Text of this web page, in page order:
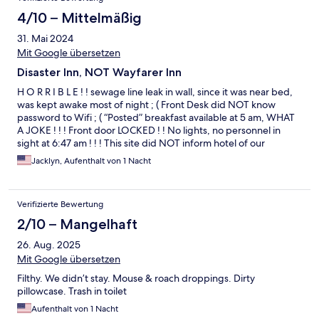
4/10 – Mittelmäßig
31. Mai 2024
Mit Google übersetzen
Disaster Inn, NOT Wayfarer Inn
H O R R I B L E ! ! sewage line leak in wall, since it was near bed,
was kept awake most of night ; ( Front Desk did NOT know
password to Wifi ; ( “Posted” breakfast available at 5 am, WHAT
A JOKE ! ! ! Front door LOCKED ! ! No lights, no personnel in
sight at 6:47 am ! ! ! This site did NOT inform hotel of our
reservation ; (
Jacklyn, Aufenthalt von 1 Nacht
Verifizierte Bewertung
2/10 – Mangelhaft
26. Aug. 2025
Mit Google übersetzen
Filthy. We didn’t stay. Mouse & roach droppings. Dirty
pillowcase. Trash in toilet
Aufenthalt von 1 Nacht